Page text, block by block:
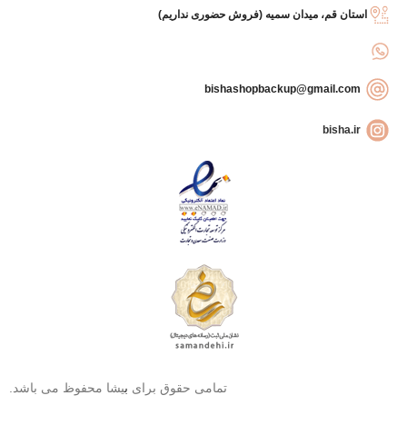
استان قم، میدان سمیه (فروش حضوری نداریم)
bisha.ir
تمامی حقوق برای بیشا محفوظ می باشد.